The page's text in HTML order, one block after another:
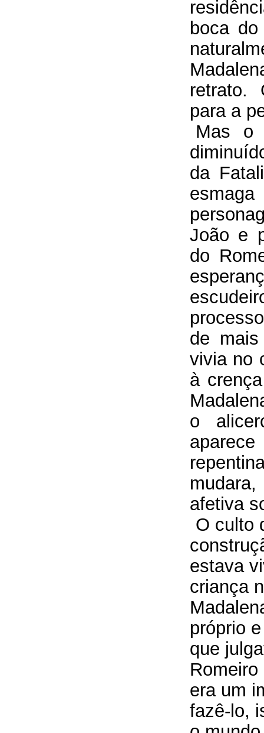
boca
retrato.
para a
Mas
da
João e
do
de
vivia no
à
o
afetiva
O culto
estava
criança
próprio
que
era um
fazê-lo,